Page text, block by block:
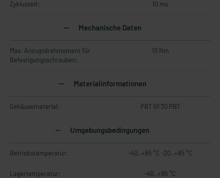
Zykluszeit: 10 ms
Mechanische Daten
Max. Anzugsdrehmoment für
Befestigungsschrauben:
10 Nm
Materialinformationen
Gehäusematerial: PBT GF30 PBT
Umgebungsbedingungen
Betriebstemperatur: -40..+85 °C -20..+85 °C
Lagertemperatur: -40..+85 °C